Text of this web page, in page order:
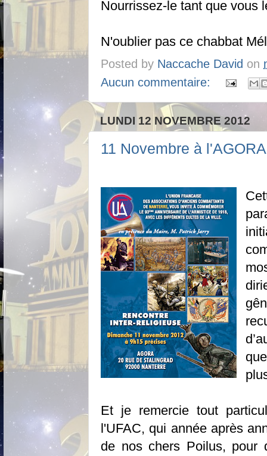
Nourrissez-le tant que vous
N'oublier pas ce chabbat
Posted by Naccache David on
Aucun commentaire:
LUNDI 12 NOVEMBRE 2012
11 Novembre à
Et je remercie tout
l'UFAC, qui année après
de nos chers Poilus, pour